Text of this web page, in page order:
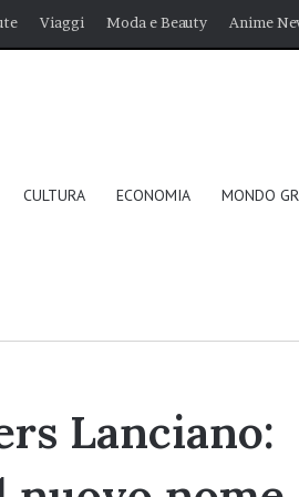
Viaggi Moda e Beauty Anime
CULTURA ECONOMIA MONDO
Lanciano: